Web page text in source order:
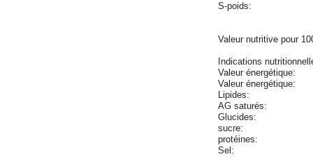
S-poids:
Valeur nutritive pour
Indications
Valeur énergétique:
Valeur énergétique:
Lipides:
AG saturés:
Glucides:
sucre:
protéines:
Sel: